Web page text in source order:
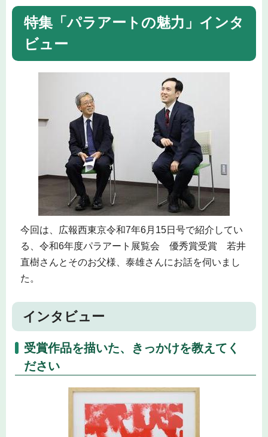
特集「パラアートの魅力」インタ
ビュー
今回は、広報西東京令和7年6月15日号で紹介してい
る、令和6年度パラアート展覧会 優秀賞受賞 若井
直樹さんとそのお父様、泰雄さんにお話を伺いまし
た。
インタビュー
受賞作品を描いた、きっかけを教えてく
ださい